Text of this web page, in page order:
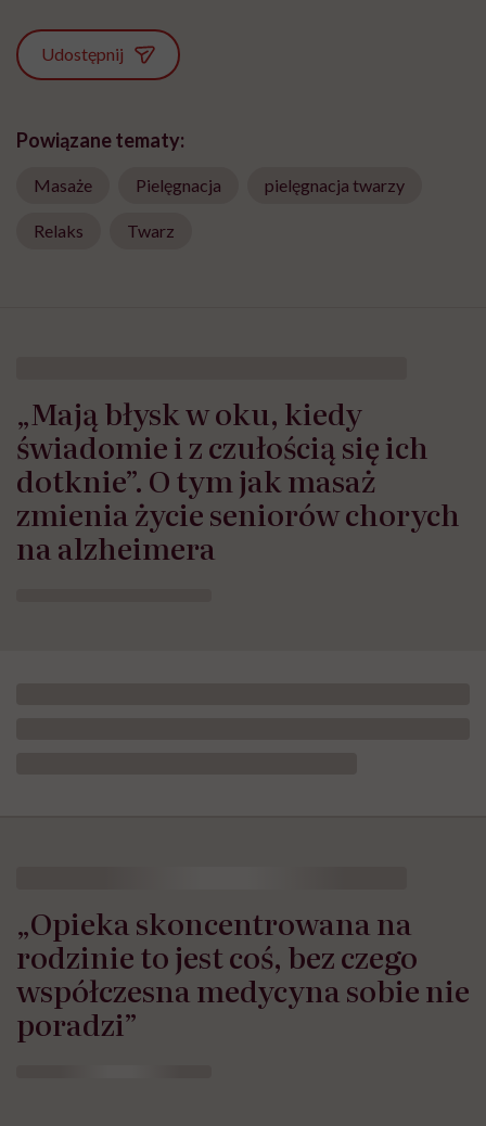
Udostępnij
Powiązane tematy:
Masaże Pielęgnacja pielęgnacja twarzy
Relaks Twarz
„Mają błysk w oku, kiedy
świadomie i z czułością się ich
dotknie”. O tym jak masaż
zmienia życie seniorów chorych
na alzheimera
„Opieka skoncentrowana na
rodzinie to jest coś, bez czego
współczesna medycyna sobie nie
poradzi”